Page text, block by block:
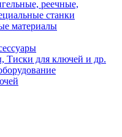
реечные,
станки
материалы
Тиски для ключей и др.